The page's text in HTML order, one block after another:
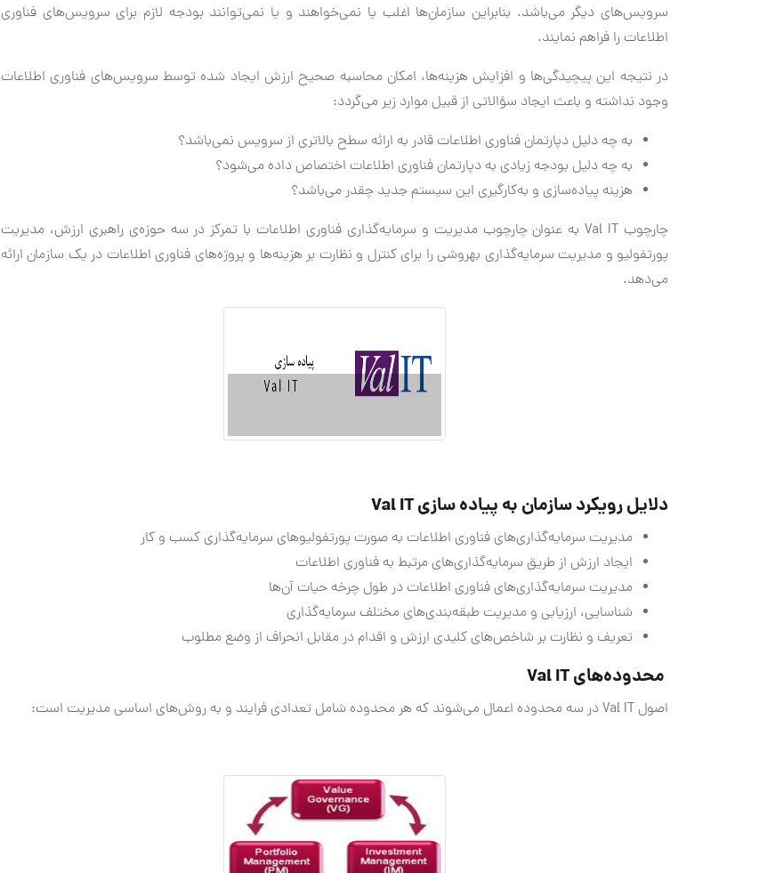
سرویس‌های دیگر می‌باشد. بنابراین سازمان‌ها اغلب یا نمی‌خواهند و یا نمی‌توانند بودجه لازم برای سرویس‌های فناوری
اطلاعات را فراهم نمایند.
در نتیجه این پیچیدگی‌ها و افزایش هزینه‌ها، امکان محاسبه صحیح ارزش ایجاد شده توسط سرویس‌های فناوری اطلاعات
وجود نداشته و باعث ایجاد سؤالاتی از قبیل موارد زیر می‌گردد:
به چه دلیل دپارتمان فناوری اطلاعات قادر به ارائه سطح بالاتری از سرویس نمی‌باشد؟
به چه دلیل بودجه زیادی به دپارتمان فناوری اطلاعات اختصاص داده می‌شود؟
هزینه پیاده‌سازی و به‌کارگیری این سیستم جدید چقدر می‌باشد؟
چارچوب Val IT به عنوان چارچوب مدیریت و سرمایه‌گذاری فناوری اطلاعات با تمرکز در سه حوزه‌ی راهبری ارزش، مدیریت
پورتفولیو و مدیریت سرمایه‌گذاری بهروشی را برای کنترل و نظارت بر هزینه‌ها و پروژه‌های فناوری اطلاعات در یک سازمان ارائه
می‌دهد.
دلایل رویکرد سازمان به پیاده سازی Val IT
مدیریت سرمایه‌گذاری‌های فناوری اطلاعات به صورت پورتفولیوهای سرمایه‌گذاری کسب و کار
ایجاد ارزش از طریق سرمایه‌گذاری‌های مرتبط به فناوری اطلاعات
مدیریت سرمایه‌گذاری‌های فناوری اطلاعات در طول چرخه حیات آن‌ها
شناسایی، ارزیابی و مدیریت طبقه‌بندی‌های مختلف سرمایه‌گذاری
تعریف و نظارت بر شاخص‌های کلیدی ارزش و اقدام در مقابل انحراف از وضع مطلوب
محدوده‌های Val IT
اصول Val IT در سه محدوده اعمال می‌شوند که هر محدوده شامل تعدادی فرایند و به روش‌های اساسی مدیریت است: